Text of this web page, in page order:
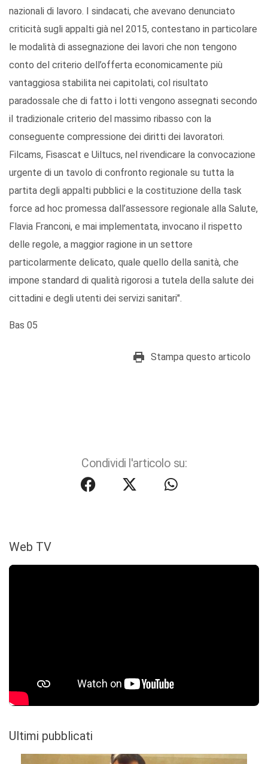
nazionali di lavoro. I sindacati, che avevano denunciato
criticità sugli appalti già nel 2015, contestano in particolare
le modalità di assegnazione dei lavori che non tengono
conto del criterio dell’offerta economicamente più
vantaggiosa stabilita nei capitolati, col risultato
paradossale che di fatto i lotti vengono assegnati secondo
il tradizionale criterio del massimo ribasso con la
conseguente compressione dei diritti dei lavoratori.
Filcams, Fisascat e Uiltucs, nel rivendicare la convocazione
urgente di un tavolo di confronto regionale su tutta la
partita degli appalti pubblici e la costituzione della task
force ad hoc promessa dall’assessore regionale alla Salute,
Flavia Franconi, e mai implementata, invocano il rispetto
delle regole, a maggior ragione in un settore
particolarmente delicato, quale quello della sanità, che
impone standard di qualità rigorosi a tutela della salute dei
cittadini e degli utenti dei servizi sanitari".
Bas 05
Stampa questo articolo
Condividi l'articolo su:
Web TV
Ultimi pubblicati